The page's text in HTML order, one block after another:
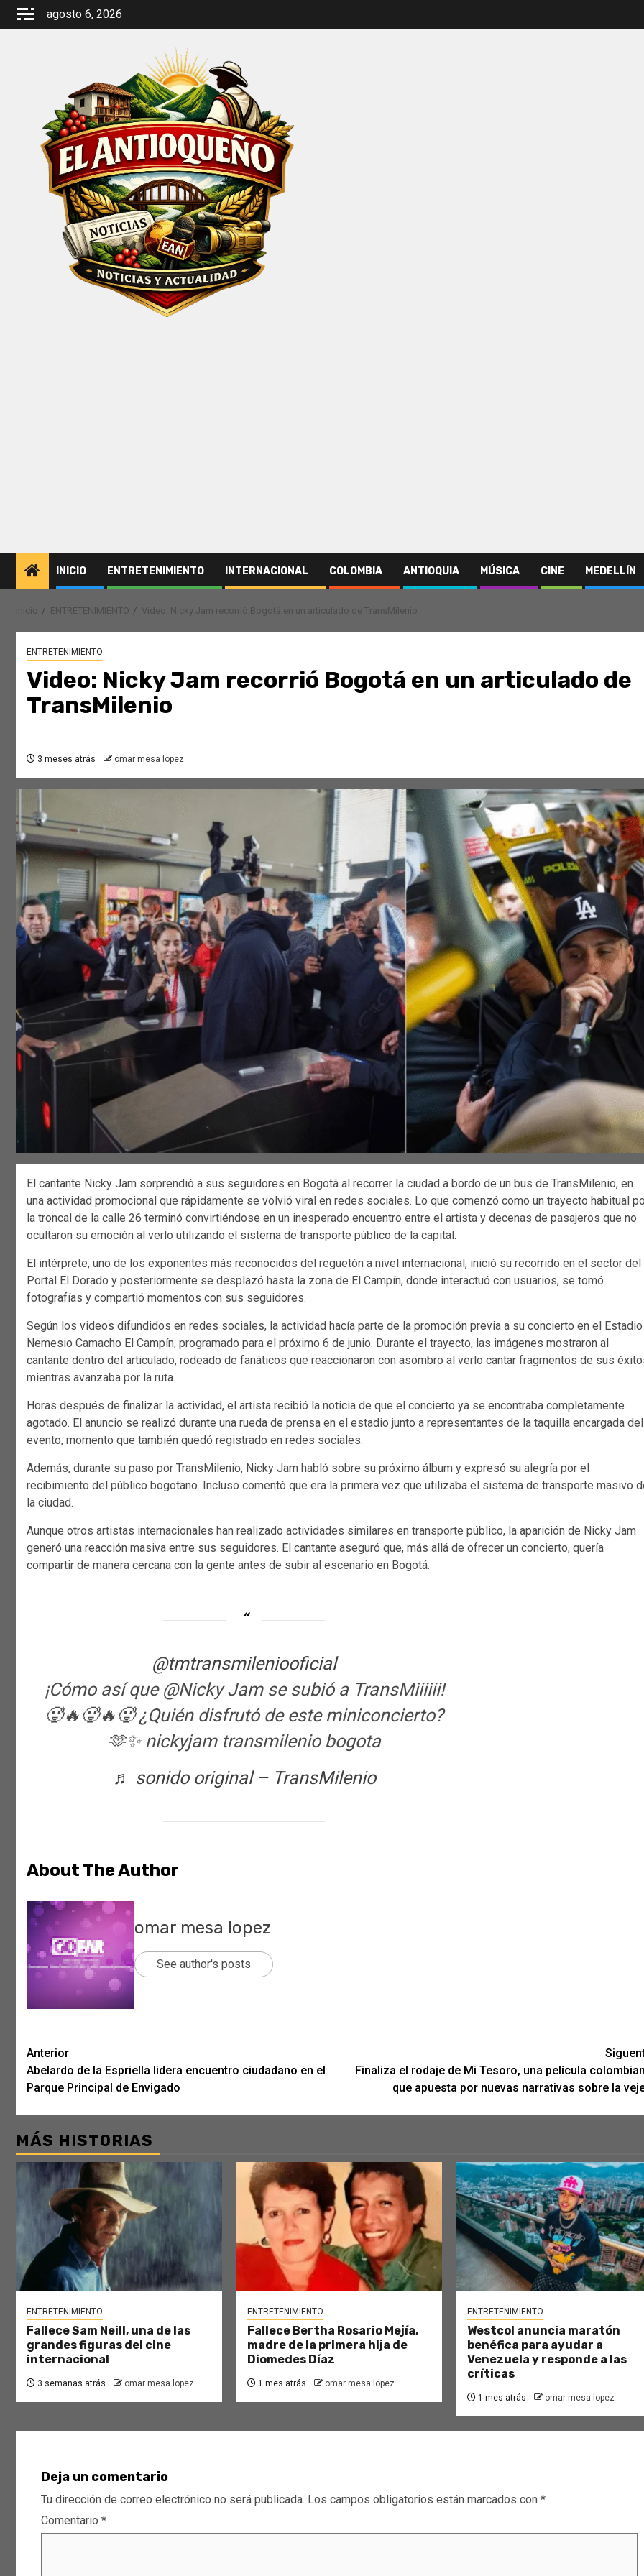
Saltar
agosto 6, 2026
INICIO ENTRETENIMIENTO INTERNACIONAL COLOMBIA ANTIOQUIA MÚSICA CINE MEDELLÍN
Inicio ENTRETENIMIENTO Video: Nicky Jam recorrió Bogotá en un articulado de TransMilenio
ENTRETENIMIENTO
Video: Nicky Jam recorrió Bogotá en un articulado de
TransMilenio
3 meses atrás omar mesa lopez
El cantante Nicky Jam sorprendió a sus seguidores en Bogotá al recorrer la ciudad a bordo de un bus de TransMilenio, en
una actividad promocional que rápidamente se volvió viral en redes sociales. Lo que comenzó como un trayecto habitual
la troncal de la calle 26 terminó convirtiéndose en un inesperado encuentro entre el artista y decenas de pasajeros que no
ocultaron su emoción al verlo utilizando el sistema de transporte público de la capital.
El intérprete, uno de los exponentes más reconocidos del reguetón a nivel internacional, inició su recorrido en el sector del
Portal El Dorado y posteriormente se desplazó hasta la zona de El Campín, donde interactuó con usuarios, se tomó
fotografías y compartió momentos con sus seguidores.
Según los videos difundidos en redes sociales, la actividad hacía parte de la promoción previa a su concierto en el Estadio
Nemesio Camacho El Campín, programado para el próximo 6 de junio. Durante el trayecto, las imágenes mostraron al
cantante dentro del articulado, rodeado de fanáticos que reaccionaron con asombro al verlo cantar fragmentos de sus
mientras avanzaba por la ruta.
Horas después de finalizar la actividad, el artista recibió la noticia de que el concierto ya se encontraba completamente
agotado. El anuncio se realizó durante una rueda de prensa en el estadio junto a representantes de la taquilla encargada del
evento, momento que también quedó registrado en redes sociales.
Además, durante su paso por TransMilenio, Nicky Jam habló sobre su próximo álbum y expresó su alegría por el
recibimiento del público bogotano. Incluso comentó que era la primera vez que utilizaba el sistema de transporte masivo
la ciudad.
Aunque otros artistas internacionales han realizado actividades similares en transporte público, la aparición de Nicky Jam
generó una reacción masiva entre sus seguidores. El cantante aseguró que, más allá de ofrecer un concierto, quería
compartir de manera cercana con la gente antes de subir al escenario en Bogotá.
@tmtransmileniooficial
¡Cómo así que @Nicky Jam se subió a TransMiiiiii!
🥵🔥🥵🔥🥵 ¿Quién disfrutó de este miniconcierto?
🫶✨ nickyjam transmilenio bogota
♬ sonido original – TransMilenio
About The Author
omar mesa lopez
See author's posts
Post
navigation
Anterior
Abelardo de la Espriella lidera encuentro ciudadano en el
Parque Principal de Envigado
Finaliza el rodaje de Mi Tesoro, una película
que apuesta por nuevas narrativas sobre la
MÁS HISTORIAS
ENTRETENIMIENTO
Fallece Sam Neill, una de las
grandes figuras del cine
internacional
3 semanas atrás omar mesa lopez
ENTRETENIMIENTO
Fallece Bertha Rosario Mejía,
madre de la primera hija de
Diomedes Díaz
1 mes atrás omar mesa lopez
ENTRETENIMIENTO
Westcol anuncia maratón
benéfica para ayudar a
Venezuela y responde a las
críticas
1 mes atrás omar mesa lopez
Deja un comentario
Tu dirección de correo electrónico no será publicada. Los campos obligatorios están marcados con *
Comentario *